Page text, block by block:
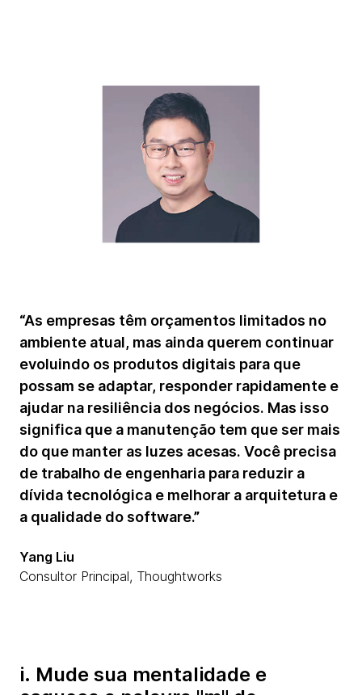
“As empresas têm orçamentos limitados no
ambiente atual, mas ainda querem continuar
evoluindo os produtos digitais para que
possam se adaptar, responder rapidamente e
ajudar na resiliência dos negócios. Mas isso
significa que a manutenção tem que ser mais
do que manter as luzes acesas. Você precisa
de trabalho de engenharia para reduzir a
dívida tecnológica e melhorar a arquitetura e
a qualidade do software.”
Yang Liu
Consultor Principal, Thoughtworks
i. Mude sua mentalidade e